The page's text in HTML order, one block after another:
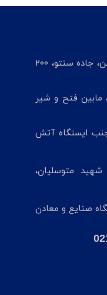
شعبه مرکزی: تبریز، میدان راه آهن، جاده سنتو، 200
مابین فتح و شیر
جنب ایستگاه آتش
شهید متوسلیان،
صنایع و معادن